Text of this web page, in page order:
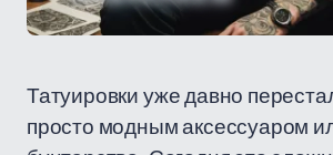
Татуировки уже давно
просто модным аксессуаром